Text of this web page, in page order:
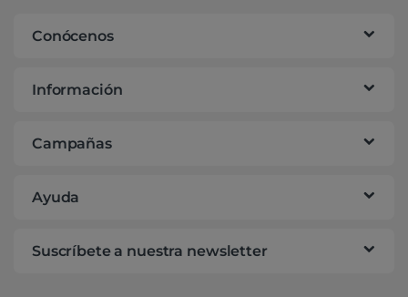
Conócenos
Información
Campañas
Ayuda
Suscríbete a nuestra newsletter